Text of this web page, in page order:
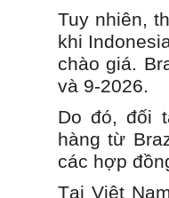
Tuy nhiên,
khi
chào giá.
và 9-2026.
Do đó, đối
hàng từ
các hợp
Tại Việt